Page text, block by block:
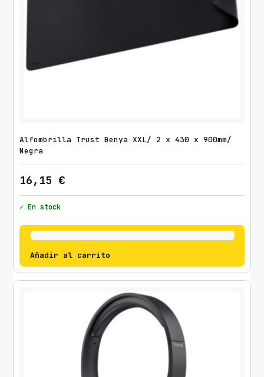
Alfombrilla Trust Benya XXL/ 2 x 430 x 900mm/
Negra
16,15 €
✓ En stock
Añadir al carrito